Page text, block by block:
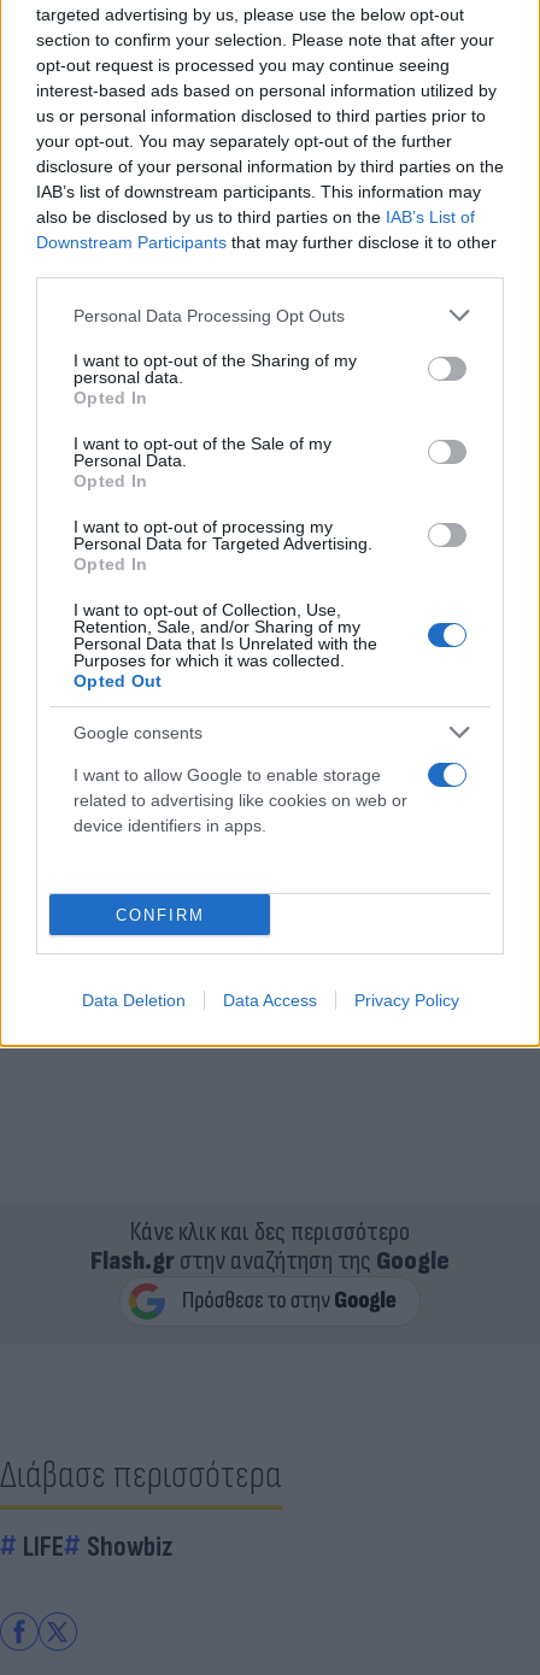
targeted advertising by us, please use the below opt-out
section to confirm your selection. Please note that after your
opt-out request is processed you may continue seeing
interest-based ads based on personal information utilized by
us or personal information disclosed to third parties prior to
your opt-out. You may separately opt-out of the further
disclosure of your personal information by third parties on the
IAB’s list of downstream participants. This information may
also be disclosed by us to third parties on the IAB’s List of
Downstream Participants that may further disclose it to other
Please note that this website/app uses one or more Google
not limited to your visit or usage behaviour. You may click to
grant or deny consent to Google and its third-party tags to
use your data for below specified purposes in below Google
consent section.
Personal Data Processing Opt Outs
I want to opt-out of the Sharing of my
personal data.
Opted In
I want to opt-out of the Sale of my
Personal Data.
Opted In
I want to opt-out of processing my
Personal Data for Targeted Advertising.
Opted In
I want to opt-out of Collection, Use,
Retention, Sale, and/or Sharing of my
Personal Data that Is Unrelated with the
Purposes for which it was collected.
Opted Out
Google consents
I want to allow Google to enable storage
related to advertising like cookies on web or
device identifiers in apps.
CONFIRM
Data Deletion Data Access Privacy Policy
Λίγες μέρες νωρίτερα η Κατερίνα Ζαρίφη, στο
πλευρο της οποίας θα βρίσκεται και ο Δημήτρης
Παπαηλίας είχε δηλώσει:
«Δεν έχω κανένα άγχος για τη σύγκριση με τον
Νίκο Μουτσινά. Πάμε για κάτι διαφορετικό, αλλά η
θεματολογία είναι κοινή για όλους. Δεν πάμε να
κάνουμε αυτό που έκανε ο Νίκος, πάμε να
δώσουμε τη δική μας οπτική», έχει πει η
παρουσιάστρια για τη σατιρική εκπομπή που
βρίσκεται στα σκαριά!
Κάνε κλικ και δες περισσότερο
Flash.grστην αναζήτηση της Google
Διάβασε περισσότερα
LIFE Showbiz